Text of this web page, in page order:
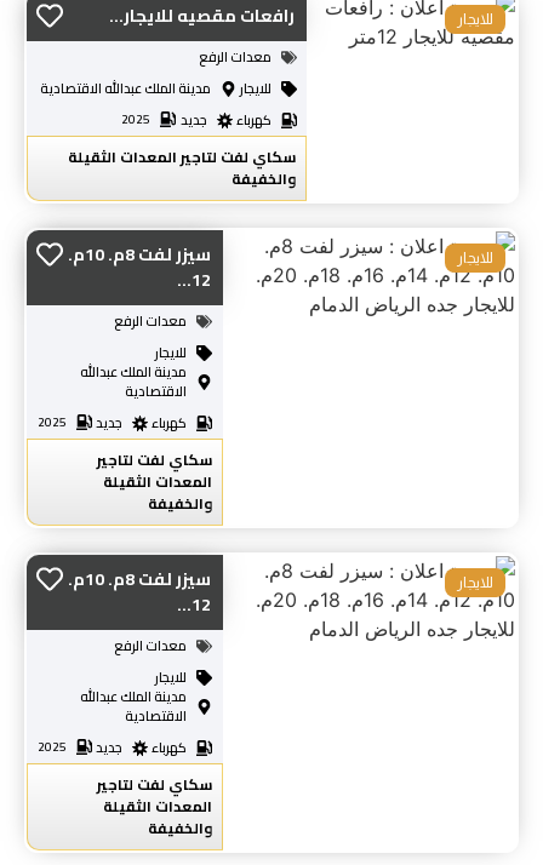
رافعات مقصيه للايجار...
معدات الرفع
للايجار
مدينة الملك عبدالله الاقتصادية
كهرباء
جديد 2025
سكاي لفت لتاجير المعدات الثقيلة
والخفيفة
للايجار
سيزر لفت 8م. 10م.
12...
معدات الرفع
للايجار
مدينة الملك عبدالله
الاقتصادية
كهرباء
جديد 2025
سكاي لفت لتاجير
المعدات الثقيلة
والخفيفة
للايجار
سيزر لفت 8م. 10م.
12...
معدات الرفع
للايجار
مدينة الملك عبدالله
الاقتصادية
كهرباء
جديد 2025
سكاي لفت لتاجير
المعدات الثقيلة
والخفيفة
للايجار